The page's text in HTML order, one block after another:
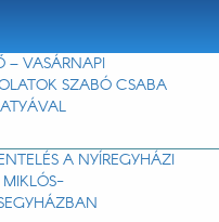
– VASÁRNAPI
SZABÓ CSABA
A NYÍREGYHÁZI